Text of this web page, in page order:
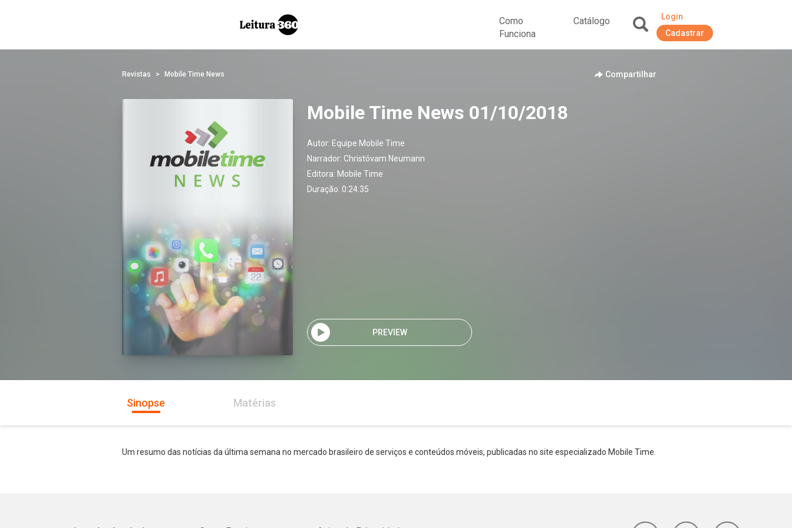
Como
Funciona
Catálogo
Login
Cadastrar
Revistas Mobile Time News Compartilhar
Mobile Time News 01/10/2018
Autor: Equipe Mobile Time
Narrador: Christóvam Neumann
Editora: Mobile Time
Duração: 0:24:35
PREVIEW
Sinopse Matérias
Um resumo das notícias da última semana no mercado brasileiro de serviços e conteúdos móveis, publicadas no site especializado Mobile Time.
Whatsapp Facebook Twitter E-mail